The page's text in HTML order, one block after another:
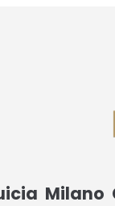
Milano